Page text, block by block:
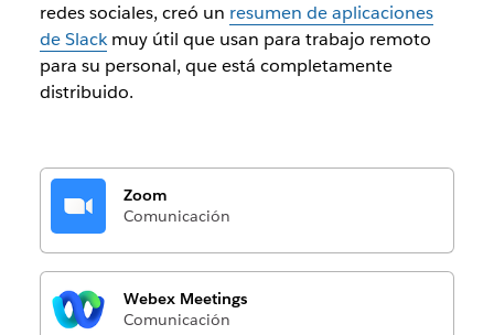
redes sociales, creó un resumen de aplicaciones
de Slackmuy útil que usan para trabajo remoto
para su personal, que está completamente
distribuido.
Zoom
Comunicación
Webex Meetings
Comunicación